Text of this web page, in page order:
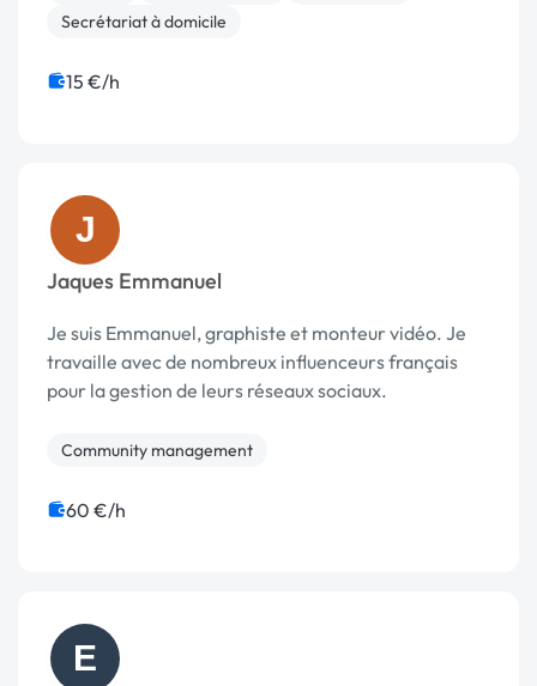
Secrétariat à domicile
15 €/h
J
Jaques Emmanuel
Je suis Emmanuel, graphiste et monteur vidéo. Je
travaille avec de nombreux influenceurs français
pour la gestion de leurs réseaux sociaux.
Community management
60 €/h
E